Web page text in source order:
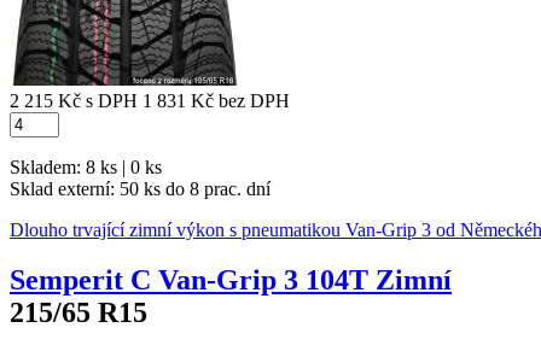
2 215 Kč s DPH 1 831 Kč bez DPH
Skladem: 8 ks | 0 ks
Sklad externí: 50 ks do 8 prac. dní
Dlouho trvající zimní výkon s pneumatikou Van-Grip 3 od
Semperit C Van-Grip 3 104T Zimní
215/65 R15